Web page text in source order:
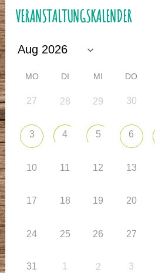
VERANSTALTUNGSKALENDER
MO DI MI DO
27 28 29 30
3 4 5 6
10 11 12 13
17 18 19 20
24 25 26 27
31 1 2 3